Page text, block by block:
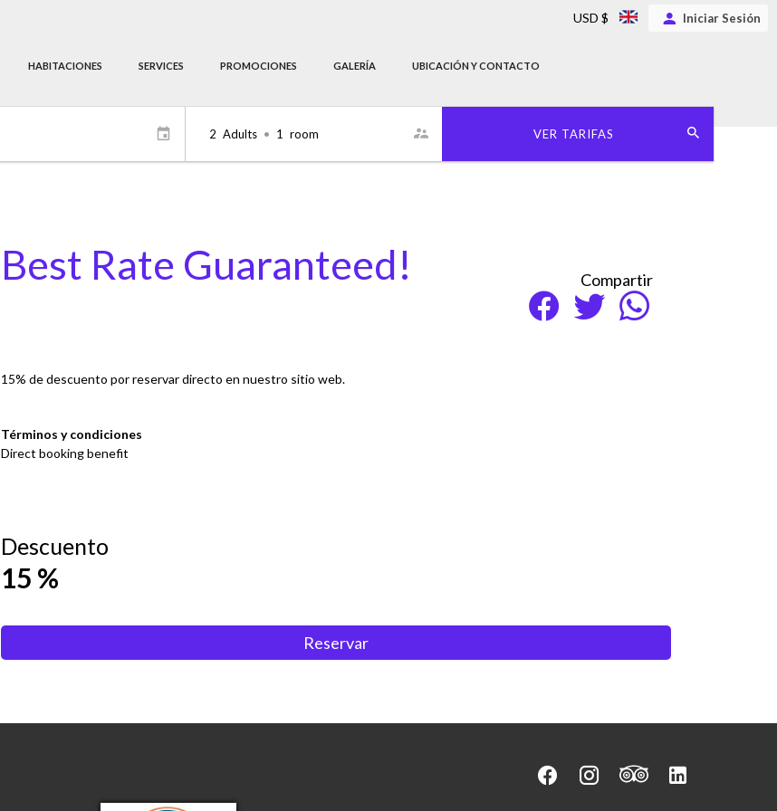
HABITACIONES SERVICES PROMOCIONES GALERÍA UBICACIÓN Y CONTACTO
USD $ Iniciar Sesión
2 Adults • 1 room VER TARIFAS
Best Rate Guaranteed! Compartir
15% de descuento por reservar directo en nuestro sitio web.
Términos y condiciones
Direct booking benefit
Descuento
15 %
Reservar